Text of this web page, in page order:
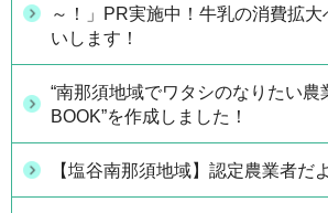
～！」PR実施中！牛乳の消費拡
いします！
“南那須地域でワタシのなりたい農
BOOK”を作成しました！
【塩谷南那須地域】認定農業者だ